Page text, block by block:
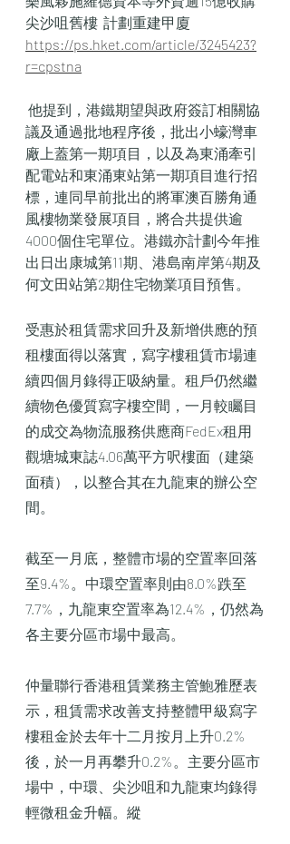
尖沙咀舊樓  計劃重建甲廈
https://ps.hket.com/article/3245423?
r=cpstna
他提到，港鐵期望與政府簽訂相關協
議及通過批地程序後，批出小蠔灣車
廠上蓋第一期項目，以及為東涌牽引
配電站和東涌東站第一期項目進行招
標，連同早前批出的將軍澳百勝角通
風樓物業發展項目，將合共提供逾
4000個住宅單位。港鐵亦計劃今年推
出日出康城第11期、港島南岸第4期及
何文田站第2期住宅物業項目預售。
受惠於租賃需求回升及新增供應的預
租樓面得以落實，寫字樓租賃市場連
續四個月錄得正吸納量。租戶仍然繼
續物色優質寫字樓空間，一月較矚目
的成交為物流服務供應商FedEx租用
觀塘城東誌4.06萬平方呎樓面（建築
面積），以整合其在九龍東的辦公空
間。
截至一月底，整體市場的空置率回落
至9.4%。中環空置率則由8.0%跌至
7.7%，九龍東空置率為12.4%，仍然為
各主要分區市場中最高。
仲量聯行香港租賃業務主管鮑雅歷表
示，租賃需求改善支持整體甲級寫字
樓租金於去年十二月按月上升0.2%
後，於一月再攀升0.2%。主要分區市
場中，中環、尖沙咀和九龍東均錄得
輕微租金升幅。縱